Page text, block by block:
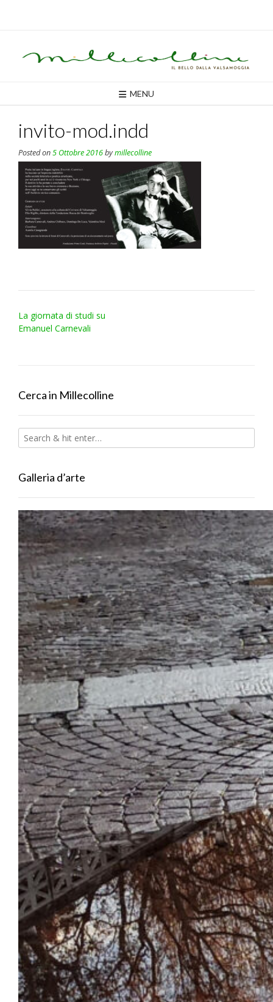
MENU
invito-mod.indd
Posted on5 Ottobre 2016bymillecolline
Post
navigation
La giornata di studi su
Emanuel Carnevali
Cerca in Millecolline
Galleria d’arte